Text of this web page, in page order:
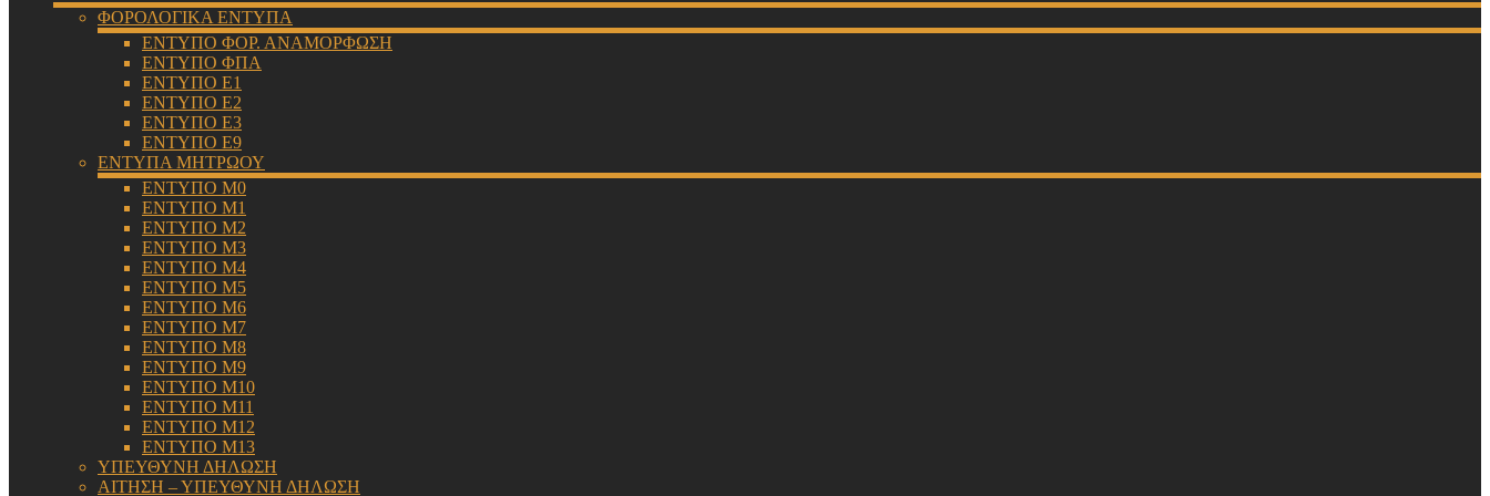
ΦΟΡΟΛΟΓΙΚΑ ΕΝΤΥΠΑ
ΕΝΤΥΠΟ ΦΟΡ. ΑΝΑΜΟΡΦΩΣΗ
ΕΝΤΥΠΟ ΦΠΑ
ΕΝΤΥΠΟ Ε1
ΕΝΤΥΠΟ Ε2
ΕΝΤΥΠΟ Ε3
ΕΝΤΥΠΟ Ε9
ΕΝΤΥΠΑ ΜΗΤΡΩΟΥ
ΕΝΤΥΠΟ Μ0
ΕΝΤΥΠΟ Μ1
ΕΝΤΥΠΟ Μ2
ΕΝΤΥΠΟ Μ3
ΕΝΤΥΠΟ Μ4
ΕΝΤΥΠΟ Μ5
ΕΝΤΥΠΟ Μ6
ΕΝΤΥΠΟ Μ7
ΕΝΤΥΠΟ Μ8
ΕΝΤΥΠΟ Μ9
ΕΝΤΥΠΟ Μ10
ΕΝΤΥΠΟ Μ11
ΕΝΤΥΠΟ Μ12
ΕΝΤΥΠΟ Μ13
ΥΠΕΥΘΥΝΗ ΔΗΛΩΣΗ
ΑΙΤΗΣΗ – ΥΠΕΥΘΥΝΗ ΔΗΛΩΣΗ